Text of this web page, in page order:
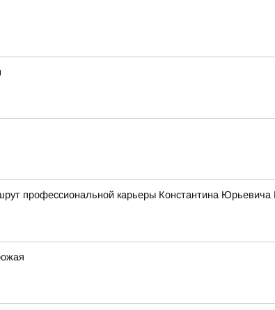
профессиональной карьеры Константина Юрьевича